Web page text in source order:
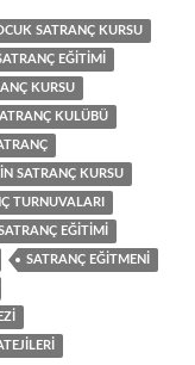
SATRANÇ KURSU
EĞITIMI
KURSU
KULÜBÜ
SATRANÇ KURSU
TURNUVALARI
EĞITIMI
SATRANÇ EĞITMENI